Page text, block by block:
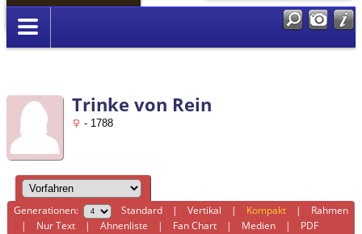
Anmelden
Trinke von Rein
- 1788
Generationen: Standard |Vertikal | Kompakt | Rahmen
| Nur Text |Ahnenliste | Fan Chart | Medien | PDF